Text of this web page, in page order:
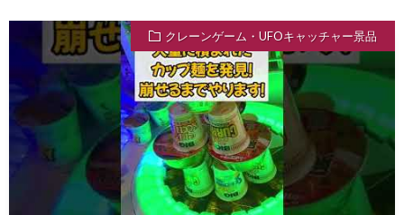
クレーンゲーム・UFOキャッチャー景品